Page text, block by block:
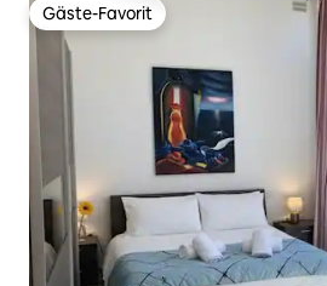
Gäste-Favorit
Gäste-Favorit